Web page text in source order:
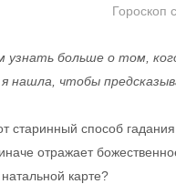
Гороскоп
узнать больше о том,
нашла, чтобы
способ
отражает
карте?